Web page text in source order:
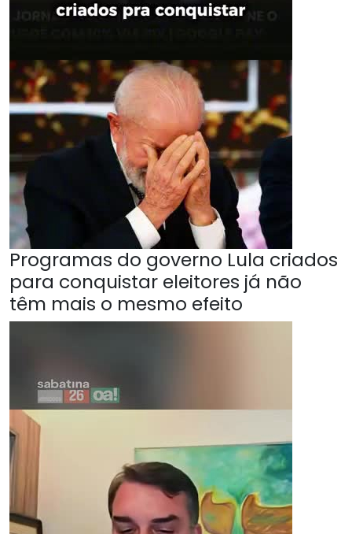
Programas do governo Lula criados
para conquistar eleitores já não
têm mais o mesmo efeito